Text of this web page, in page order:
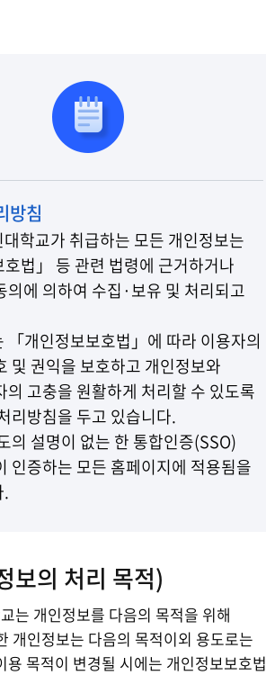
방침
학교가 취급하는 모든 개인정보는
호법」 등 관련 법령에 근거하거나
의에 의하여 수집·보유 및 처리되고
「개인정보보호법」에 따라 이용자의
및 권익을 보호하고 개인정보와
의 고충을 원활하게 처리할 수 있도록
리방침을 두고 있습니다.
의 설명이 없는 한 통합인증(SSO)
인증하는 모든 홈페이지에 적용됨을
.
보의 처리 목적)
는 개인정보를 다음의 목적을 위해
개인정보는 다음의 목적이외 용도로는
용 목적이 변경될 시에는 개인정보보호법